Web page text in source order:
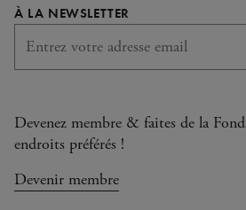
À LA NEWSLETTER
Devenez membre & faites de la
endroits préférés !
Devenir membre